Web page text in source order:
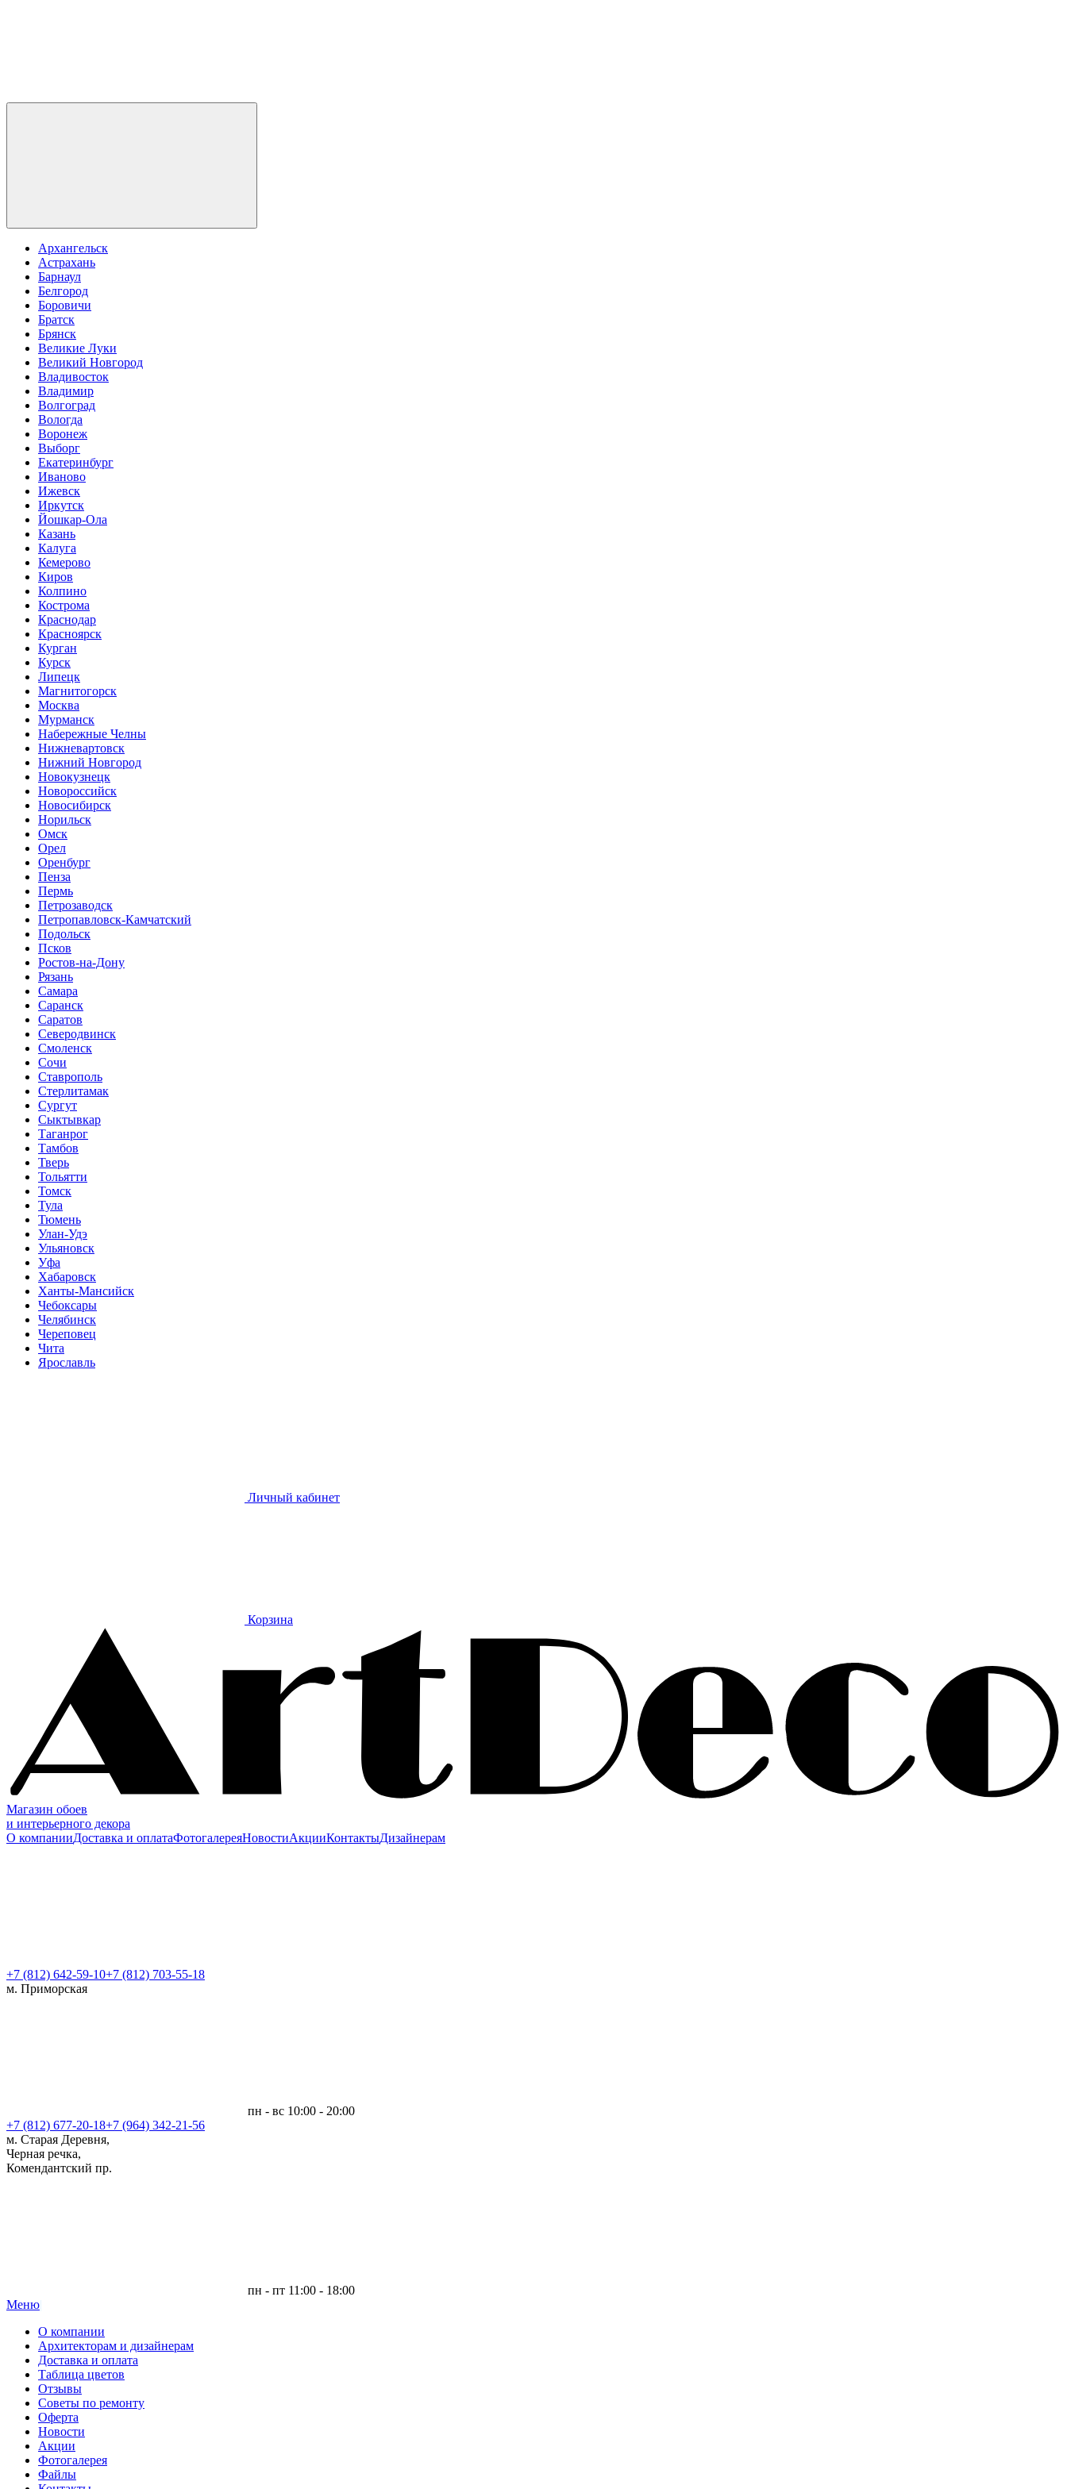
Архангельск
Астрахань
Барнаул
Белгород
Боровичи
Братск
Брянск
Великие Луки
Великий Новгород
Владивосток
Владимир
Волгоград
Вологда
Воронеж
Выборг
Екатеринбург
Иваново
Ижевск
Иркутск
Йошкар-Ола
Казань
Калуга
Кемерово
Киров
Колпино
Кострома
Краснодар
Красноярск
Курган
Курск
Липецк
Магнитогорск
Москва
Мурманск
Набережные Челны
Нижневартовск
Нижний Новгород
Новокузнецк
Новороссийск
Новосибирск
Норильск
Омск
Орел
Оренбург
Пенза
Пермь
Петрозаводск
Петропавловск-Камчатский
Подольск
Псков
Ростов-на-Дону
Рязань
Самара
Саранск
Саратов
Северодвинск
Смоленск
Сочи
Ставрополь
Стерлитамак
Сургут
Сыктывкар
Таганрог
Тамбов
Тверь
Тольятти
Томск
Тула
Тюмень
Улан-Удэ
Ульяновск
Уфа
Хабаровск
Ханты-Мансийск
Чебоксары
Челябинск
Череповец
Чита
Ярославль
Личный кабинет
Корзина
Магазин обоев
и интерьерного декора
О компанииДоставка и оплатаФотогалереяНовостиАкцииКонтактыДизайнерам
+7 (812) 642-59-10+7 (812) 703-55-18
м. Приморская
пн - вс 10:00 - 20:00
+7 (812) 677-20-18+7 (964) 342-21-56
м. Старая Деревня,
Черная речка,
Комендантский пр.
пн - пт 11:00 - 18:00
Меню|
О компании
Архитекторам и дизайнерам
Доставка и оплата
Таблица цветов
Отзывы
Советы по ремонту
Оферта
Новости
Акции
Фотогалерея
Файлы